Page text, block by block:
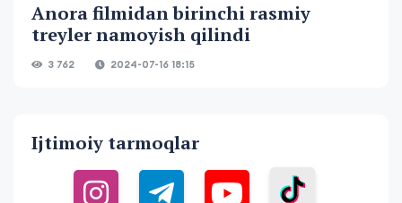
Anora filmidan birinchi rasmiy
treyler namoyish qilindi
3 762 2024-07-16 18:15
Ijtimoiy tarmoqlar